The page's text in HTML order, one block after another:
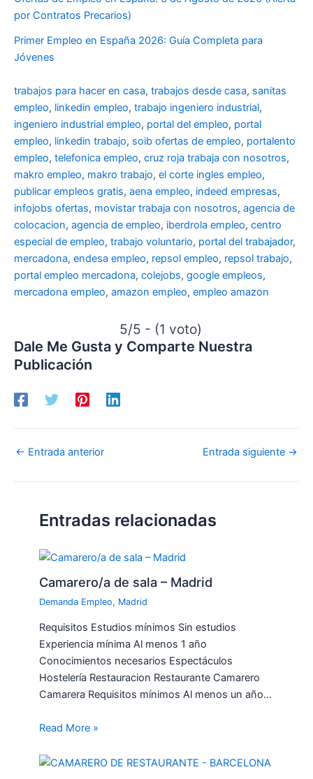
por Contratos Precarios)
Primer Empleo en España 2026: Guía Completa para
Jóvenes
trabajos para hacer en casa, trabajos desde casa, sanitas
empleo, linkedin empleo, trabajo ingeniero industrial,
ingeniero industrial empleo, portal del empleo, portal
empleo, linkedin trabajo, soib ofertas de empleo, portalento
empleo, telefonica empleo, cruz roja trabaja con nosotros,
makro empleo, makro trabajo, el corte ingles empleo,
publicar empleos gratis, aena empleo, indeed empresas,
infojobs ofertas, movistar trabaja con nosotros, agencia de
colocacion, agencia de empleo, iberdrola empleo, centro
especial de empleo, trabajo voluntario, portal del trabajador,
mercadona, endesa empleo, repsol empleo, repsol trabajo,
portal empleo mercadona, colejobs, google empleos,
mercadona empleo, amazon empleo, empleo amazon
5/5 - (1 voto)
Dale Me Gusta y Comparte Nuestra
Publicación
← Entrada anterior Entrada siguiente →
Entradas relacionadas
Camarero/a de sala – Madrid
Demanda Empleo, Madrid
Requisitos Estudios mínimos Sin estudios
Experiencia mínima Al menos 1 año
Conocimientos necesarios Espectáculos
Hostelería Restauracion Restaurante Camarero
Camarera Requisitos mínimos Al menos un año…
Read More »